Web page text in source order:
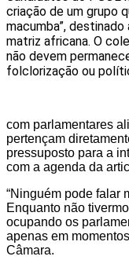
criação de um grupo
macumba”,
matriz africana. O
não devem
folclorização ou
com parlamentares
pertençam
pressuposto para a
com a agenda da
“Ninguém pode falar
Enquanto não
ocupando os
apenas em
Câmara.